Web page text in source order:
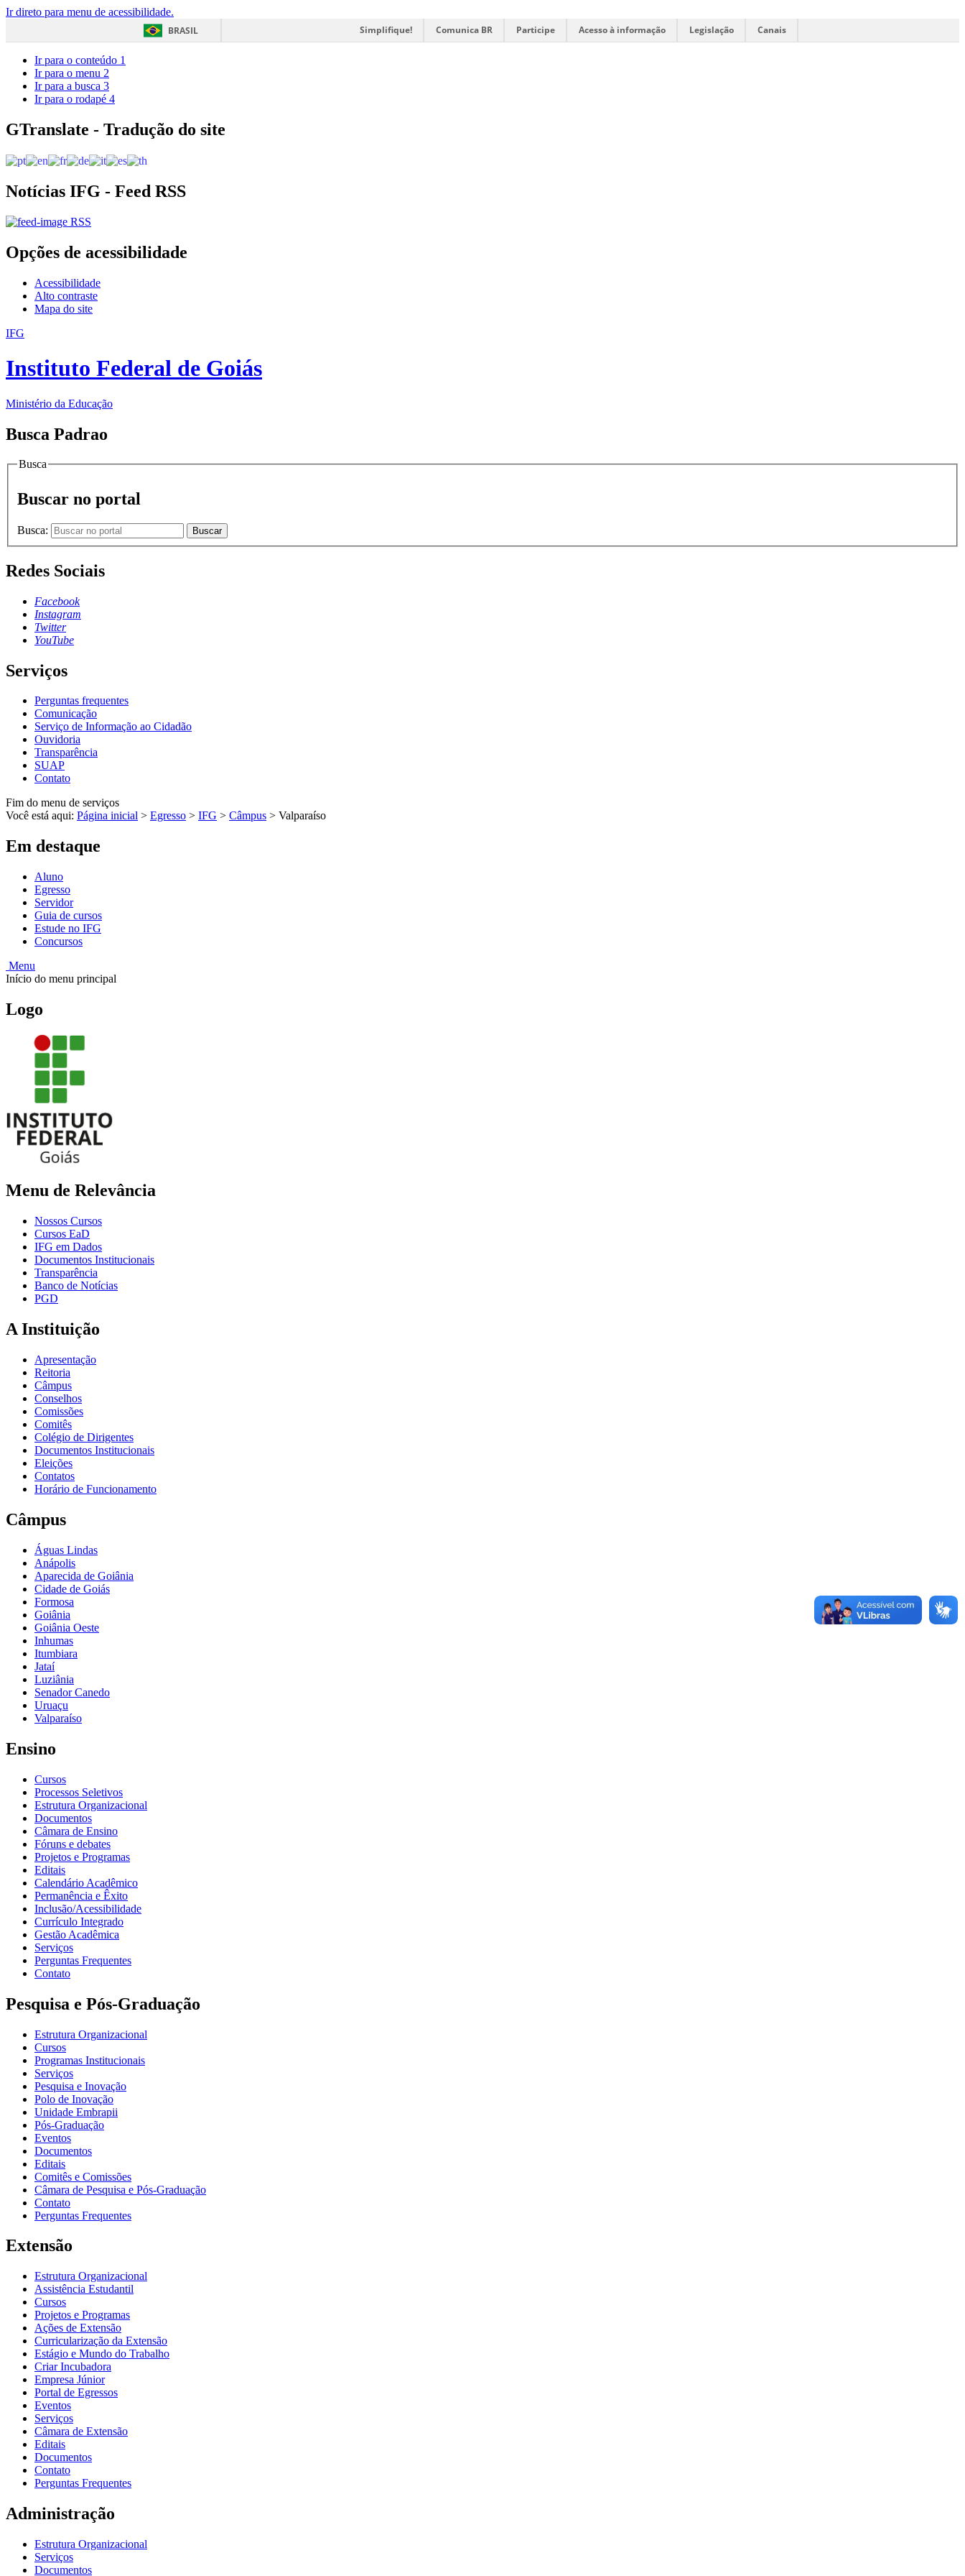
Ir direto para menu de acessibilidade.
BRASIL
Simplifique! Comunica BR Participe Acesso à informação Legislação Canais
Ir para o conteúdo 1
Ir para o menu 2
Ir para a busca 3
Ir para o rodapé 4
GTranslate - Tradução do site
Notícias IFG - Feed RSS
RSS
Opções de acessibilidade
Acessibilidade
Alto contraste
Mapa do site
IFG
Instituto Federal de Goiás
Ministério da Educação
Busca Padrao
Busca
Buscar no portal
Busca: Buscar
Redes Sociais
Facebook
Instagram
Twitter
YouTube
Serviços
Perguntas frequentes
Comunicação
Serviço de Informação ao Cidadão
Ouvidoria
Transparência
SUAP
Contato
Fim do menu de serviços
Você está aqui: Página inicial > Egresso > IFG > Câmpus > Valparaíso
Em destaque
Aluno
Egresso
Servidor
Guia de cursos
Estude no IFG
Concursos
Menu
Início do menu principal
Logo
Menu de Relevância
Nossos Cursos
Cursos EaD
IFG em Dados
Documentos Institucionais
Transparência
Banco de Notícias
PGD
A Instituição
Apresentação
Reitoria
Câmpus
Conselhos
Comissões
Comitês
Colégio de Dirigentes
Documentos Institucionais
Eleições
Contatos
Horário de Funcionamento
Câmpus
Águas Lindas
Anápolis
Aparecida de Goiânia
Cidade de Goiás
Formosa
Goiânia
Goiânia Oeste
Inhumas
Itumbiara
Jataí
Luziânia
Senador Canedo
Uruaçu
Valparaíso
Ensino
Cursos
Processos Seletivos
Estrutura Organizacional
Documentos
Câmara de Ensino
Fóruns e debates
Projetos e Programas
Editais
Calendário Acadêmico
Permanência e Êxito
Inclusão/Acessibilidade
Currículo Integrado
Gestão Acadêmica
Serviços
Perguntas Frequentes
Contato
Pesquisa e Pós-Graduação
Estrutura Organizacional
Cursos
Programas Institucionais
Serviços
Pesquisa e Inovação
Polo de Inovação
Unidade Embrapii
Pós-Graduação
Eventos
Documentos
Editais
Comitês e Comissões
Câmara de Pesquisa e Pós-Graduação
Contato
Perguntas Frequentes
Extensão
Estrutura Organizacional
Assistência Estudantil
Cursos
Projetos e Programas
Ações de Extensão
Curricularização da Extensão
Estágio e Mundo do Trabalho
Criar Incubadora
Empresa Júnior
Portal de Egressos
Eventos
Serviços
Câmara de Extensão
Editais
Documentos
Contato
Perguntas Frequentes
Administração
Estrutura Organizacional
Serviços
Documentos